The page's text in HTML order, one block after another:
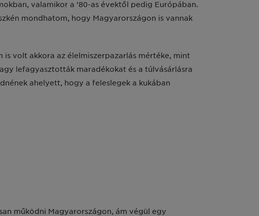
valamikor a ’80-as évektől pedig Európában.
mondhatom, hogy Magyarországon is vannak
volt akkora az élelmiszerpazarlás mértéke, mint
lefagyasztották maradékokat és a túlvásárlásra
ahelyett, hogy a feleslegek a kukában
működni Magyarországon, ám végül egy